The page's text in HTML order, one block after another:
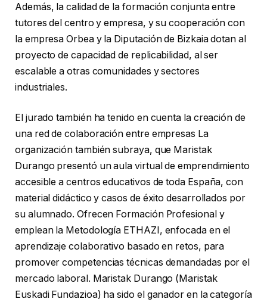
Además, la calidad de la formación conjunta entre
tutores del centro y empresa, y su cooperación con
la empresa Orbea y la Diputación de Bizkaia dotan al
proyecto de capacidad de replicabilidad, al ser
escalable a otras comunidades y sectores
industriales.
El jurado también ha tenido en cuenta la creación de
una red de colaboración entre empresas La
organización también subraya, que Maristak
Durango presentó un aula virtual de emprendimiento
accesible a centros educativos de toda España, con
material didáctico y casos de éxito desarrollados por
su alumnado. Ofrecen Formación Profesional y
emplean la Metodología ETHAZI, enfocada en el
aprendizaje colaborativo basado en retos, para
promover competencias técnicas demandadas por el
mercado laboral. Maristak Durango (Maristak
Euskadi Fundazioa) ha sido el ganador en la categoría